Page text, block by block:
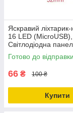
Яскравий ліхтарик-
16 LED (MicroUSB),
Світлодіодна
Led-підсвітка, 5730
Готово до відправки
66 ₴ 100 ₴
Купити